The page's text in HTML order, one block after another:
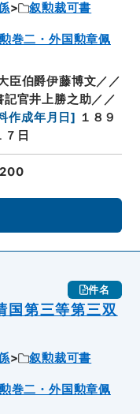
叙勲裁可書
巻二・外国勲章佩
臣伯爵伊藤博文／／
官井上勝之助／／
作成年月日] １８９
日
件名
国第三等第三双
叙勲裁可書
巻二・外国勲章佩